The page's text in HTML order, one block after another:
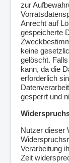
zur
Anrecht auf
gespeicherte
keine
gelöscht.
kann, da die
erforderlich
gesperrt und
Nutzer dieser
Verarbeitung
Zeit